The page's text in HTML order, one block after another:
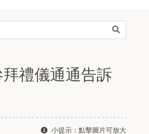
拜禮儀通通告訴
小提示：點擊圖片可放大